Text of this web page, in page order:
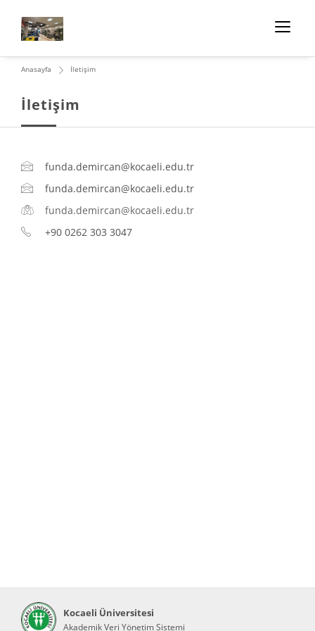
İletişim
Anasayfa İletişim
funda.demircan@kocaeli.edu.tr
funda.demircan@kocaeli.edu.tr
funda.demircan@kocaeli.edu.tr
+90 0262 303 3047
Kocaeli Üniversitesi
Akademik Veri Yönetim Sistemi